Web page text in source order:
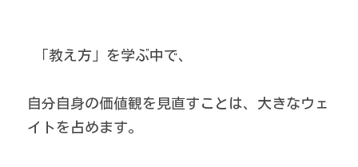
「教え方」を学ぶ中で、
自分自身の価値観を見直すことは、大きなウェ
イトを占めます。